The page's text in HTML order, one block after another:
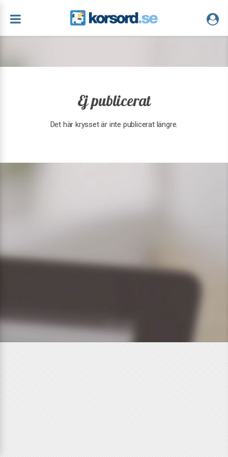
Ej publicerat
Det här krysset är inte publicerat längre.